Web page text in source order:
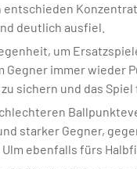
deutlich ausfiel.
um
immer wieder
sichern und das Spiel
starker Gegner,
ebenfalls fürs